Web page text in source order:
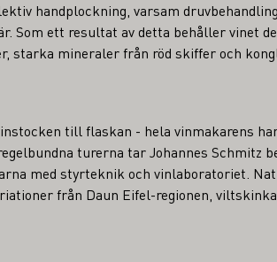
handplockning, varsam
Som ett resultat av detta behåller vinet
starka mineraler från röd skiffer och
till flaskan - hela vinmakarens
turerna tar Johannes Schmitz
med styrteknik och vinlaboratoriet.
från Daun Eifel-regionen,